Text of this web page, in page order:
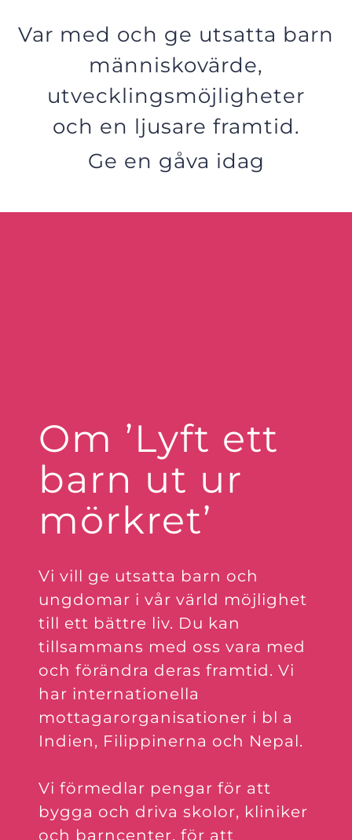
Var med och ge utsatta barn
människovärde,
utvecklingsmöjligheter
och en ljusare framtid.
Ge en gåva idag
Om ’Lyft ett
barn ut ur
mörkret’
Vi vill ge utsatta barn och
ungdomar i vår värld möjlighet
till ett bättre liv. Du kan
tillsammans med oss vara med
och förändra deras framtid. Vi
har internationella
mottagarorganisationer i bl a
Indien, Filippinerna och Nepal.
Vi förmedlar pengar för att
bygga och driva skolor, kliniker
och barncenter, för att